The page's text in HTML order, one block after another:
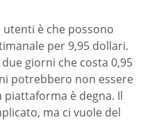
è che possono
per 9,95 dollari.
giorni che costa 0,95
potrebbero non essere
è degna. Il
ma ci vuole del